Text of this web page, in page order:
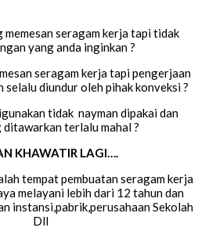
memesan seragam kerja tapi tidak
yang anda inginkan ?
seragam kerja tapi pengerjaan
selalu diundur oleh pihak konveksi ?
tidak nayman dipakai dan
ditawarkan terlalu mahal ?
KHAWATIR LAGI….
tempat pembuatan seragam kerja
melayani lebih dari 12 tahun dan
instansi,pabrik,perusahaan Sekolah
Dll